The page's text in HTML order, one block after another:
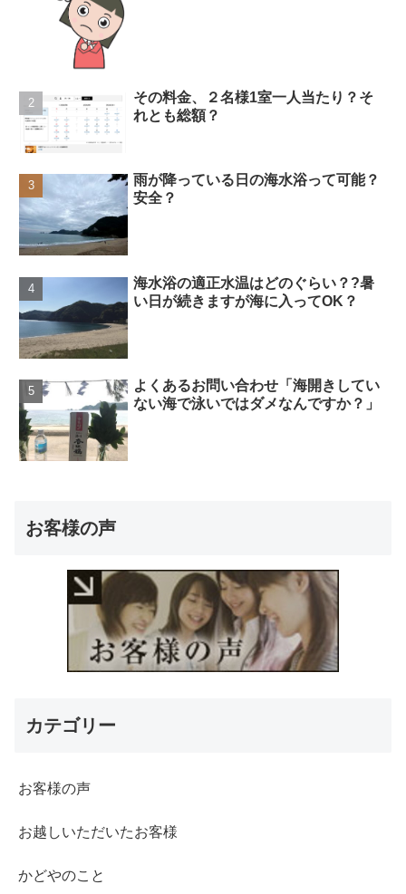
その料金、２名様1室一人当たり？そ
れとも総額？
雨が降っている日の海水浴って可能？
安全？
海水浴の適正水温はどのぐらい？?暑
い日が続きますが海に入ってOK？
よくあるお問い合わせ「海開きしてい
ない海で泳いではダメなんですか？」
お客様の声
カテゴリー
お客様の声
お越しいただいたお客様
かどやのこと